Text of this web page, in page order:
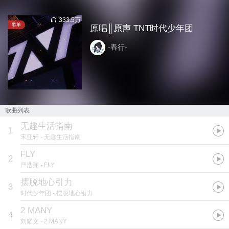
歌单
333.5万
原唱║原声 TNT时代少年团
-春行-
歌曲列表
1 无趣生活指南
宋亚轩 - 无趣生活指南
2 FLY
严浩翔 - FLY
3 摆脱地心引力
时代少年团 - 摆脱地心引力
4 2 MANY
刘耀文 - 2 MANY